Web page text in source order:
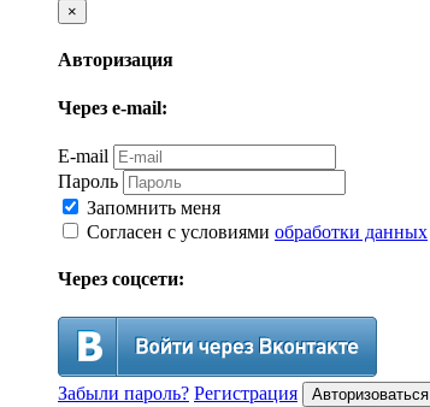
×
Авторизация
Через e-mail:
E-mail
Пароль
Запомнить меня
Согласен с условиями обработки данных
Через соцсети:
Забыли пароль? Регистрация Авторизоваться